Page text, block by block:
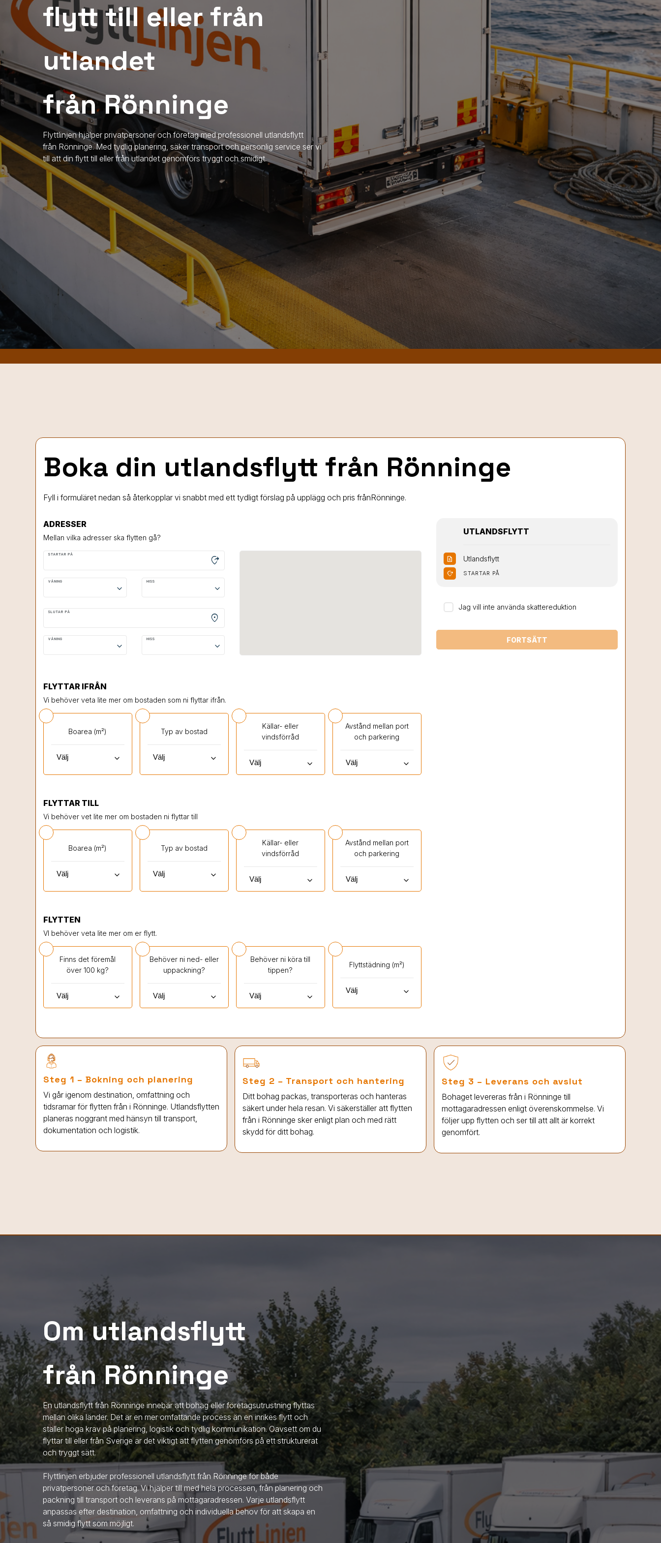
flytt till eller från
utlandet
från Rönninge
Flyttlinjen hjälper privatpersoner och företag med professionell utlandsflytt
från Rönninge. Med tydlig planering, säker transport och personlig service ser vi
till att din flytt till eller från utlandet genomförs tryggt och smidigt.
Boka din utlandsflytt från Rönninge
Fyll i formuläret nedan så återkopplar vi snabbt med ett tydligt förslag på upplägg och pris frånRönninge.
ADRESSER
Mellan vilka adresser ska flytten gå?
STARTAR PÅ
moved_location
VÅNING
keyboard_arrow_down
HISS
keyboard_arrow_down
SLUTAR PÅ
location_on
VÅNING
keyboard_arrow_down
HISS
keyboard_arrow_down
FLYTTAR IFRÅN
Vi behöver veta lite mer om bostaden som ni flyttar ifrån.
Boarea (m²)
keyboard_arrow_down
Typ av bostad
keyboard_arrow_down
Källar- eller
vindsförråd
keyboard_arrow_down
Avstånd mellan port
och parkering
keyboard_arrow_down
FLYTTAR TILL
Vi behöver vet lite mer om bostaden ni flyttar till
Boarea (m²)
keyboard_arrow_down
Typ av bostad
keyboard_arrow_down
Källar- eller
vindsförråd
keyboard_arrow_down
Avstånd mellan port
och parkering
keyboard_arrow_down
FLYTTEN
VI behöver veta lite mer om er flytt.
Finns det föremål
över 100 kg?
keyboard_arrow_down
Behöver ni ned- eller
uppackning?
keyboard_arrow_down
Behöver ni köra till
tippen?
keyboard_arrow_down
Flyttstädning (m²)
keyboard_arrow_down
UTLANDSFLYTT
request_quote Utlandsflytt
moved_location STARTAR PÅ
Jag vill inte använda skattereduktion
FORTSÄTT
Steg 1 – Bokning och planering
Vi går igenom destination, omfattning och
tidsramar för flytten från i Rönninge. Utlandsflytten
planeras noggrant med hänsyn till transport,
dokumentation och logistik.
Steg 2 – Transport och hantering
Ditt bohag packas, transporteras och hanteras
säkert under hela resan. Vi säkerställer att flytten
från i Rönninge sker enligt plan och med rätt
skydd för ditt bohag.
Steg 3 – Leverans och avslut
Bohaget levereras från i Rönninge till
mottagaradressen enligt överenskommelse. Vi
följer upp flytten och ser till att allt är korrekt
genomfört.
Om utlandsflytt
från Rönninge
En utlandsflytt från Rönninge innebär att bohag eller företagsutrustning flyttas
mellan olika länder. Det är en mer omfattande process än en inrikes flytt och
ställer höga krav på planering, logistik och tydlig kommunikation. Oavsett om du
flyttar till eller från Sverige är det viktigt att flytten genomförs på ett strukturerat
och tryggt sätt.
Flyttlinjen erbjuder professionell utlandsflytt från Rönningeför både
privatpersoner och företag. Vi hjälper till med hela processen, från planering och
packning till transport och leverans på mottagaradressen. Varje utlandsflytt
anpassas efter destination, omfattning och individuella behov för att skapa en
så smidig flytt som möjligt.